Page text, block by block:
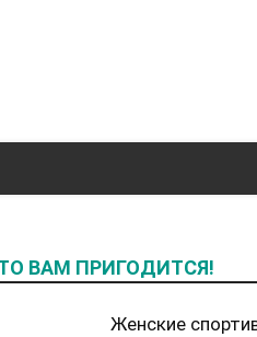
ВАМ ПРИГОДИТСЯ!
Женские